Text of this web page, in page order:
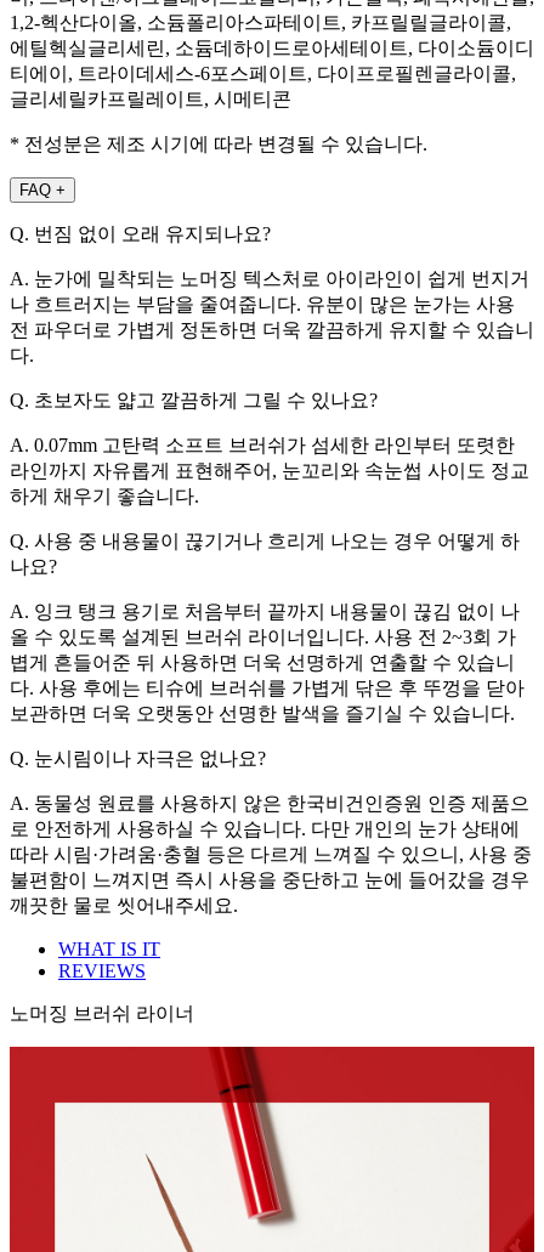
1,2-헥산다이올, 소듐폴리아스파테이트, 카프릴릴글라이콜,
에틸헥실글리세린, 소듐데하이드로아세테이트, 다이소듐이디
티에이, 트라이데세스-6포스페이트, 다이프로필렌글라이콜,
글리세릴카프릴레이트, 시메티콘
* 전성분은 제조 시기에 따라 변경될 수 있습니다.
FAQ +
Q. 번짐 없이 오래 유지되나요?
A. 눈가에 밀착되는 노머징 텍스처로 아이라인이 쉽게 번지거
나 흐트러지는 부담을 줄여줍니다. 유분이 많은 눈가는 사용
전 파우더로 가볍게 정돈하면 더욱 깔끔하게 유지할 수 있습니
다.
Q. 초보자도 얇고 깔끔하게 그릴 수 있나요?
A. 0.07mm 고탄력 소프트 브러쉬가 섬세한 라인부터 또렷한
라인까지 자유롭게 표현해주어, 눈꼬리와 속눈썹 사이도 정교
하게 채우기 좋습니다.
Q. 사용 중 내용물이 끊기거나 흐리게 나오는 경우 어떻게 하
나요?
A. 잉크 탱크 용기로 처음부터 끝까지 내용물이 끊김 없이 나
올 수 있도록 설계된 브러쉬 라이너입니다. 사용 전 2~3회 가
볍게 흔들어준 뒤 사용하면 더욱 선명하게 연출할 수 있습니
다. 사용 후에는 티슈에 브러쉬를 가볍게 닦은 후 뚜껑을 닫아
보관하면 더욱 오랫동안 선명한 발색을 즐기실 수 있습니다.
Q. 눈시림이나 자극은 없나요?
A. 동물성 원료를 사용하지 않은 한국비건인증원 인증 제품으
로 안전하게 사용하실 수 있습니다. 다만 개인의 눈가 상태에
따라 시림·가려움·충혈 등은 다르게 느껴질 수 있으니, 사용 중
불편함이 느껴지면 즉시 사용을 중단하고 눈에 들어갔을 경우
깨끗한 물로 씻어내주세요.
WHAT IS IT
REVIEWS
노머징 브러쉬 라이너